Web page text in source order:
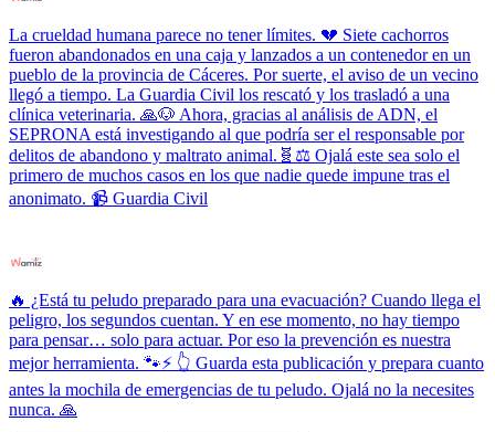
La crueldad humana parece no tener límites. 💔 Siete cachorros
fueron abandonados en una caja y lanzados a un contenedor en un
pueblo de la provincia de Cáceres. Por suerte, el aviso de un vecino
llegó a tiempo. La Guardia Civil los rescató y los trasladó a una
clínica veterinaria. 🙏🐶 Ahora, gracias al análisis de ADN, el
SEPRONA está investigando al que podría ser el responsable por
delitos de abandono y maltrato animal.🧬⚖️ Ojalá este sea solo el
primero de muchos casos en los que nadie quede impune tras el
anonimato. 📹 Guardia Civil
🔥 ¿Está tu peludo preparado para una evacuación? Cuando llega el
peligro, los segundos cuentan. Y en ese momento, no hay tiempo
para pensar… solo para actuar. Por eso la prevención es nuestra
mejor herramienta. 🐾⚡ 👆 Guarda esta publicación y prepara cuanto
antes la mochila de emergencias de tu peludo. Ojalá no la necesites
nunca. 🙏